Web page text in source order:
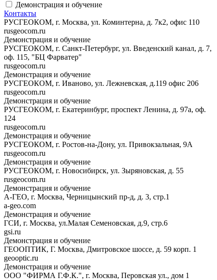
Демонстрация и обучение
Контакты
РУСГЕОКОМ, г. Москва, ул. Коминтерна, д. 7к2, офис 110
rusgeocom.ru
Демонстрация и обучение
РУСГЕОКОМ, г. Санкт-Петербург, ул. Введенский канал, д. 7,
оф. 115, "БЦ Фарватер"
rusgeocom.ru
Демонстрация и обучение
РУСГЕОКОМ, г. Иваново, ул. Лежневская, д.119 офис 206
rusgeocom.ru
Демонстрация и обучение
РУСГЕОКОМ, г. Екатеринбург, проспект Ленина, д. 97а, оф.
124
rusgeocom.ru
Демонстрация и обучение
РУСГЕОКОМ, г. Ростов-на-Дону, ул. Привокзальная, 9А
rusgeocom.ru
Демонстрация и обучение
РУСГЕОКОМ, г. Новосибирск, ул. Зыряновская, д. 55
rusgeocom.ru
Демонстрация и обучение
А-ГЕО, г. Москва, Черницынский пр-д, д. 3, стр.1
a-geo.com
Демонстрация и обучение
ГСИ, г. Москва, ул.Малая Семеновская, д.9, стр.6
gsi.ru
Демонстрация и обучение
ГЕООПТИК, Г. Москва, Дмитровское шоссе, д. 59 корп. 1
geooptic.ru
Демонстрация и обучение
ООО "ФИРМА Г.Ф.К.", г. Москва, Перовская ул., дом 1